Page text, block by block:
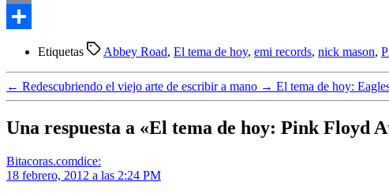
Email
Etiquetas Abbey Road, El tema de hoy, emi records, nick mason,
← Redescubriendo el viejo arte de escribir a mano → El tema de hoy:
Una respuesta a «El tema de hoy: Pink Floyd
Bitacoras.comdice:
18 febrero, 2012 a las 2:24 PM